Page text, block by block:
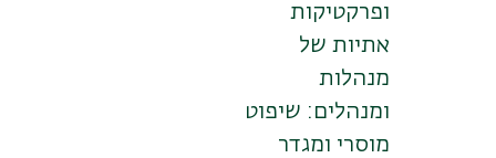
ופרקטיקות
אתיות של
מנהלות
ומנהלים: שיפוט
מוסרי ומגדר